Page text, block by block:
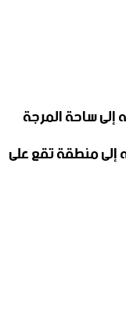
إلى ساحة المرجة
منطقة تقع على